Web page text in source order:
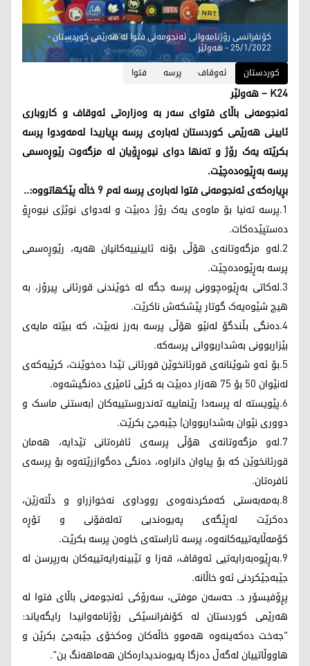
کۆنفرانسی رۆژنامەوانی ئەنجومەنی فتوا لە هەرێمی کوردستان -
25/1/2022 - هەولێر
کوردستان
ئەوقاف پرسە فتوا
K24 – هەولێر
ئەنجومەنی باڵای فتوای سەر بە وەزارەتی ئەوقاف و کاروباری
ئایینی هەرێمی کوردستان لەبارەی پرسە بڕیاریدا لەمەودوا پرسە
بکرێتە یەک رۆژ و تەنها دوای نیوەڕۆیان لە مزگەوت رێوڕەسمی
پرسە بەڕێوەدەچێت.
بڕیارەکەی ئەنجومەنی فتوا لەبارەی پرسە لەم 9 خاڵە پێکهاتووە:..
1.پرسە تەنیا بۆ ماوەی یەک رۆژ دەبێت و لەدوای نوێژی نیوەڕۆ
دەستپێدەکات.
2.لەو مزگەوتانەی هۆڵی بۆنە ئایینییەکانیان هەیە، رێوڕەسمی
پرسە بەڕێوەدەچێت.
3.لەکاتی بەڕێوەچوونی پرسە جگە لە خوێندنی قورئانی پیرۆز، بە
هیچ شێوەیەک گوتار پێشکەش ناکرێت.
4.دەنگی بڵندگۆ لەنێو هۆڵی پرسە بەرز نەبێت، کە ببێتە مایەی
بێزاربوونی بەشداربووانی پرسەکە.
5️.بۆ ئەو شوێنانەی قورئانخوێن قورئانی تێدا دەخوێنت، کرێیەکەی
لەنێوان 50 بۆ 75 هەزار دەبێت بە کرێی ئامێری دەنگیشەوە.
6️.پێویستە لە پرسەدا رێنماییە تەندروستییەکان (بەستنی ماسک و
دووری نێوان بەشداربووان) جێبەجێ بکرێت.
7️.لەو مزگەوتانەی هۆڵی پرسەی ئافرەتانی تێدایە، هەمان
قورئانخوێن کە بۆ پیاوان دانراوە، دەنگی دەگوازرێتەوە بۆ پرسەی
ئافرەتان.
8️.بەمەبەستی کەمکردنەوەی رووداوی نەخوازراو و دڵتەزێن،
دەکرێت لەڕێگەی پەیوەندیی تەلەفۆنی و تۆڕە
کۆمەڵایەتییەکانەوە، پرسە ئاراستەی خاوەن پرسە بکرێت.
9️.بەڕێوەبەرایەتیی ئەوقاف، قەزا و تێبینەرایەتییەکان بەرپرسن لە
جێبەجێکردنی ئەو خاڵانە.
پڕۆفیسۆر د. حەسەن موفتی، سەرۆکی ئەنجومەنی باڵای فتوا لە
هەرێمی کوردستان لە کۆنفرانسێکی رۆژنامەوانیدا رایگەیاند:
"جەخت دەکەینەوە هەموو خاڵەکان وەکخۆی جێبەجێ بکرێن و
هاووڵاتییان لەگەڵ دەزگا پەیوەندیدارەکان هەماهەنگ بن".